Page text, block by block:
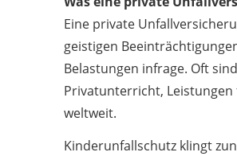
Eine private
geistigen
Belastungen infrage. Oft
Privatunterricht,
weltweit.
Kinderunfallschutz klingt